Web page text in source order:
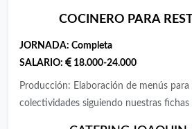
COCINERO PARA
JORNADA: Completa
SALARIO:
18.000-24.000
Producción: Elaboración de menús
colectividades siguiendo nuestras